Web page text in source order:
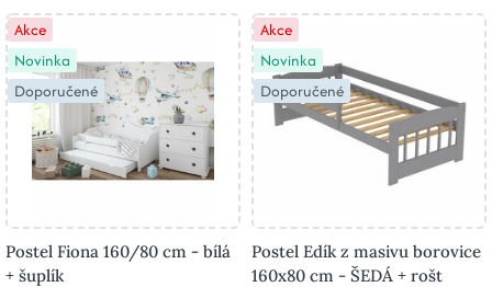
Akce
Novinka
Doporučené
Postel Fiona 160/80 cm - bílá
+ šuplík
Akce
Novinka
Doporučené
Postel Edík z masivu borovice
160x80 cm - ŠEDÁ + rošt